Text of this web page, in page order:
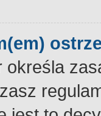
określa